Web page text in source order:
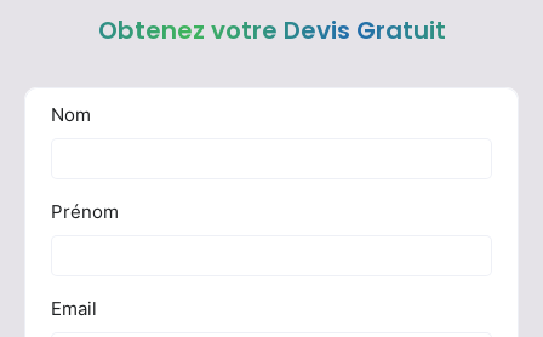
Obtenez votre Devis Gratuit